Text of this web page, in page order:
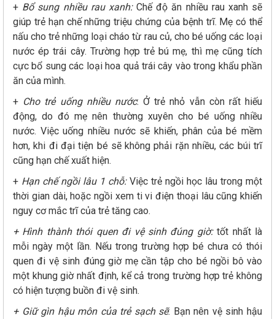
+ Bổ sung nhiều rau xanh: Chế độ ăn nhiều rau xanh sẽ
giúp trẻ hạn chế những triệu chứng của bệnh trĩ. Mẹ có thể
nấu cho trẻ những loại cháo từ rau củ, cho bé uống các loại
nước ép trái cây. Trường hợp trẻ bú mẹ, thì mẹ cũng tích
cực bổ sung các loại hoa quả trái cây vào trong khẩu phần
ăn của mình.
+ Cho trẻ uống nhiều nước: Ở trẻ nhỏ vẫn còn rất hiếu
động, do đó mẹ nên thường xuyên cho bé uống nhiều
nước. Việc uống nhiều nước sẽ khiến, phân của bé mềm
hơn, khi đi đại tiện bé sẽ không phải rặn nhiều, các búi trĩ
cũng hạn chế xuất hiện.
+ Hạn chế ngồi lâu 1 chỗ:Việc trẻ ngồi học lâu trong một
thời gian dài, hoặc ngồi xem ti vi điện thoại lâu cũng khiến
nguy cơ mắc trĩ của trẻ tăng cao.
+ Hình thành thói quen đi vệ sinh đúng giờ:tốt nhất là
mỗi ngày một lần. Nếu trong trường hợp bé chưa có thói
quen đi vệ sinh đúng giờ mẹ cần tập cho bé ngồi bô vào
một khung giờ nhất định, kể cả trong trường hợp trẻ không
có hiện tượng buồn đi vệ sinh.
+ Giữ gìn hậu môn của trẻ sạch sẽ: Bạn nên vệ sinh hậu